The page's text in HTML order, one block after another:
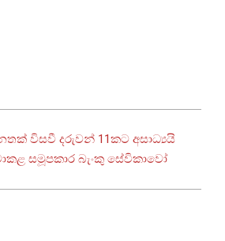
විසවී දරුවන් 11කට අසාධ්‍යයි
සමූපකාර බැංකු සේවිකාවෝ